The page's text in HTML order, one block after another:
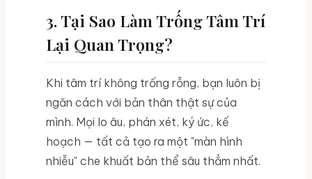
3. Tại Sao Làm Trống Tâm Trí
Lại Quan Trọng?
Khi tâm trí không trống rỗng, bạn luôn bị
ngăn cách với bản thân thật sự của
mình. Mọi lo âu, phán xét, ký ức, kế
hoạch — tất cả tạo ra một "màn hình
nhiễu" che khuất bản thể sâu thẳm nhất.